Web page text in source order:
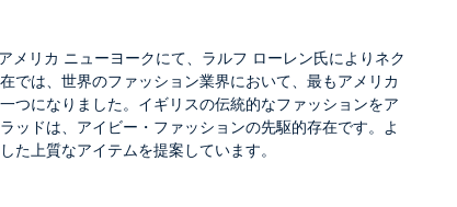
メリカ ニューヨークにて、ラルフ ローレン氏によりネク
では、世界のファッション業界において、最もアメリカ
つになりました。イギリスの伝統的なファッションをア
ッドは、アイビー・ファッションの先駆的存在です。よ
た上質なアイテムを提案しています。